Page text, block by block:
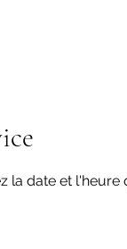
la date et l'heure